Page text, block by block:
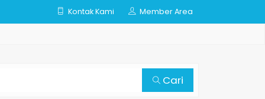
Kontak Kami Member Area
Cari